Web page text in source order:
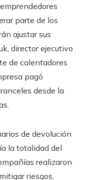
parte de los
ajustar sus
director ejecutivo
de calentadores
pagó
desde la
de devolución
la totalidad del
realizaron
riesgos,